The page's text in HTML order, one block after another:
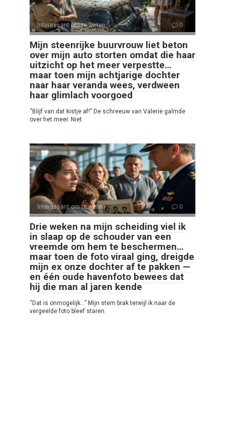
Interessant om te weten 0
Mijn steenrijke buurvrouw liet beton
over mijn auto storten omdat die haar
uitzicht op het meer verpestte…
maar toen mijn achtjarige dochter
naar haar veranda wees, verdween
haar glimlach voorgoed
“Blijf van dat kistje af!” De schreeuw van Valerie galmde
over het meer. Niet
Interessant om te weten 0
Drie weken na mijn scheiding viel ik
in slaap op de schouder van een
vreemde om hem te beschermen…
maar toen de foto viraal ging, dreigde
mijn ex onze dochter af te pakken —
en één oude havenfoto bewees dat
hij die man al jaren kende
“Dat is onmogelijk…” Mijn stem brak terwijl ik naar de
vergeelde foto bleef staren.